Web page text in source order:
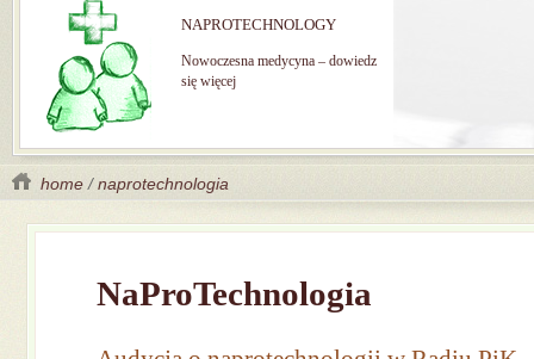
NAPROTECHNOLOGY
Nowoczesna medycyna – dowiedz
się więcej
home /naprotechnologia
NaProTechnologia